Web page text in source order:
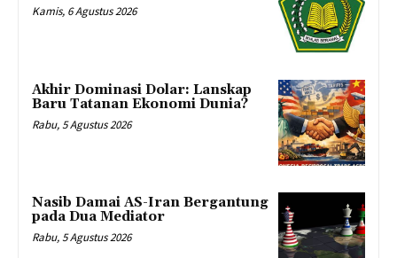
Kamis, 6 Agustus 2026
Akhir Dominasi Dolar: Lanskap
Baru Tatanan Ekonomi Dunia?
Rabu, 5 Agustus 2026
Nasib Damai AS-Iran Bergantung
pada Dua Mediator
Rabu, 5 Agustus 2026